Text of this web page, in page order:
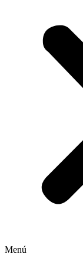
Menú